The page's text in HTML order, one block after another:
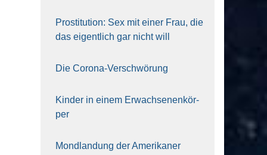
Pro­sti­tu­ti­on: Sex mit einer Frau, die
das eigent­lich gar nicht will
Die Coro­na-Ver­schwö­rung
Kin­der in einem Erwach­se­nen­kör­
per
Mond­lan­dung der Ame­ri­ka­ner